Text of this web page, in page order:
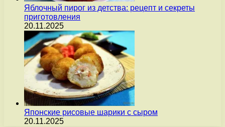
Яблочный пирог из детства: рецепт и секреты
приготовления
20.11.2025
Японские рисовые шарики с сыром
20.11.2025